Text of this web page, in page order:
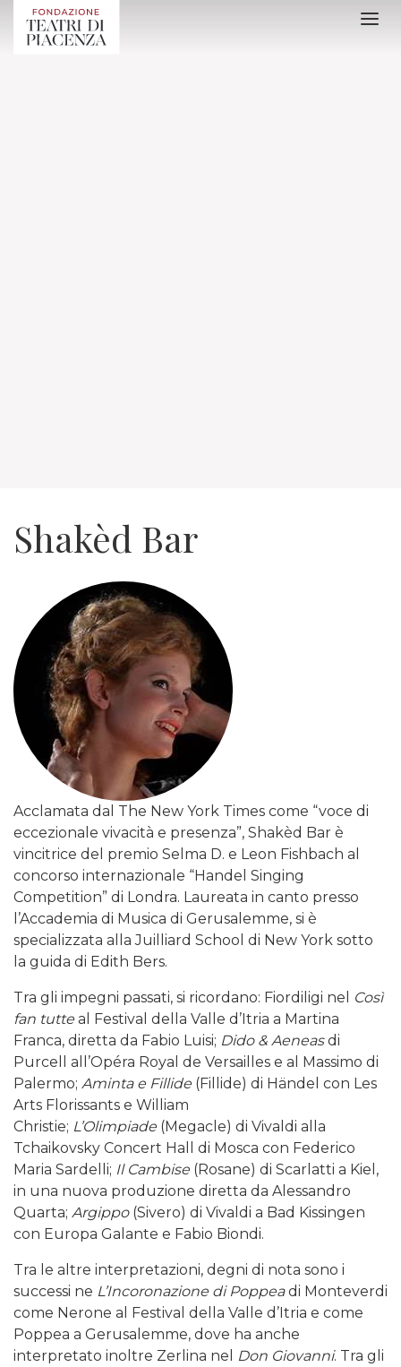
Shakèd Bar
Acclamata dal The New York Times come “voce di
eccezionale vivacità e presenza”, Shakèd Bar è
vincitrice del premio Selma D. e Leon Fishbach al
concorso internazionale “Handel Singing
Competition” di Londra. Laureata in canto presso
l’Accademia di Musica di Gerusalemme, si è
specializzata alla Juilliard School di New York sotto
la guida di Edith Bers.
Tra gli impegni passati, si ricordano: Fiordiligi nel
Così
fan tutte al Festival della Valle d’Itria a Martina
Franca, diretta da Fabio Luisi; Dido & Aeneasdi
Purcell all’Opéra Royal de Versailles e al Massimo di
Palermo; Aminta e Fillide (Fillide) di Händel con Les
Arts Florissants e William
Christie; L’Olimpiade (Megacle) di Vivaldi alla
Tchaikovsky Concert Hall di Mosca con Federico
Maria Sardelli; Il Cambise (Rosane) di Scarlatti a Kiel,
in una nuova produzione diretta da Alessandro
Quarta; Argippo (Sivero) di Vivaldi a Bad Kissingen
con Europa Galante e Fabio Biondi.
Tra le altre interpretazioni, degni di nota sono i
successi ne L’Incoronazione di Poppeadi Monteverdi
come Nerone al Festival della Valle d’Itria e come
Poppea a Gerusalemme, dove ha anche
interpretato inoltre Zerlina nel
Don Giovanni. Tra gli